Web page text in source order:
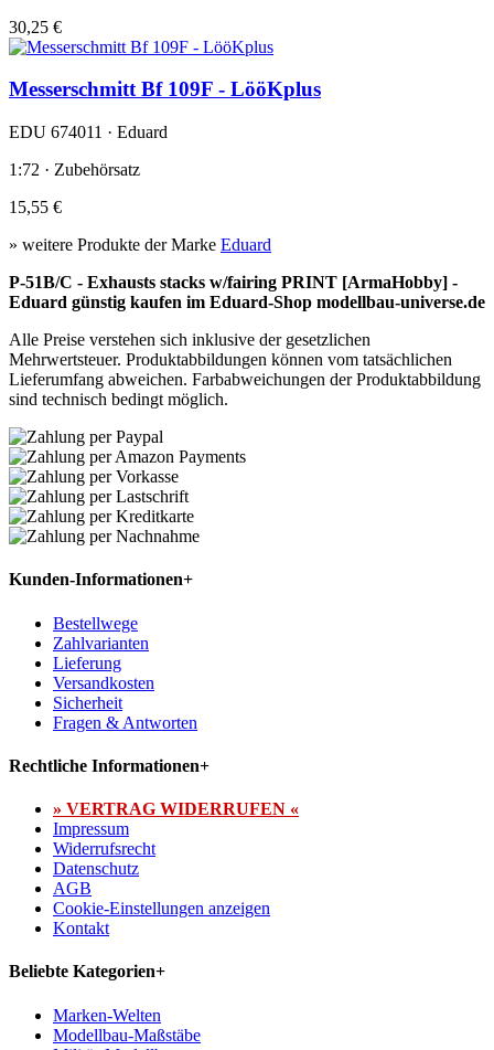
30,25 €
Messerschmitt Bf 109F - LööKplus
EDU 674011 · Eduard
1:72 · Zubehörsatz
15,55 €
» weitere Produkte der Marke Eduard
P-51B/C - Exhausts stacks w/fairing PRINT [ArmaHobby] -
Eduard günstig kaufen im Eduard-Shop modellbau-universe.de
Alle Preise verstehen sich inklusive der gesetzlichen
Mehrwertsteuer. Produktabbildungen können vom tatsächlichen
Lieferumfang abweichen. Farbabweichungen der Produktabbildung
sind technisch bedingt möglich.
Kunden-Informationen+
Bestellwege
Zahlvarianten
Lieferung
Versandkosten
Sicherheit
Fragen & Antworten
Rechtliche Informationen+
» VERTRAG WIDERRUFEN «
Impressum
Widerrufsrecht
Datenschutz
AGB
Cookie-Einstellungen anzeigen
Kontakt
Beliebte Kategorien+
Marken-Welten
Modellbau-Maßstäbe